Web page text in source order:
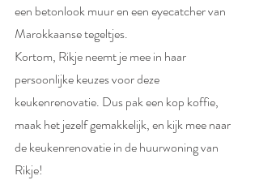
een betonlook muur en een eyecatcher van
Marokkaanse tegeltjes.
Kortom, Rikje neemt je mee in haar
persoonlijke keuzes voor deze
keukenrenovatie. Dus pak een kop koffie,
maak het jezelf gemakkelijk, en kijk mee naar
de keukenrenovatie in de huurwoning van
Rikje!